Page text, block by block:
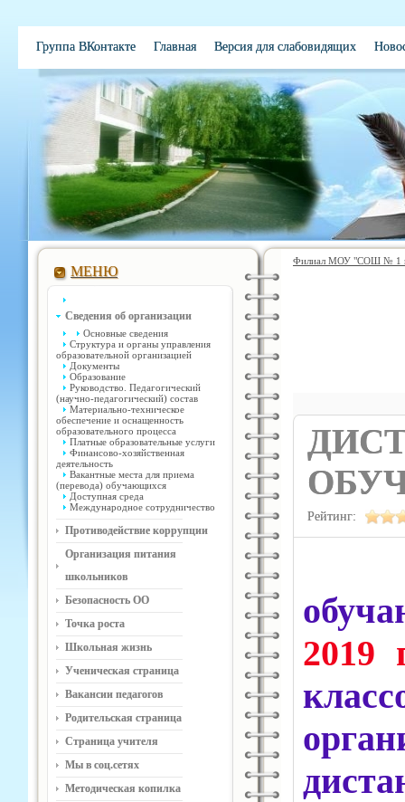
Группа ВКонтакте Главная Версия для слабовидящих
Электронная школа Обратная связь Вакансии Контакты
МЕНЮ
Сведения об организации
Основные сведения
Структура и органы управления
образовательной организацией
Документы
Образование
Руководство. Педагогический
(научно-педагогический) состав
Материально-техническое
обеспечение и оснащенность
образовательного процесса
Платные образовательные услуги
Финансово-хозяйственная
деятельность
Вакантные места для приема
(перевода) обучающихся
Доступная среда
Международное сотрудничество
Противодействие коррупции
Организация питания
школьников
Безопасность ОО
Точка роста
Школьная жизнь
Ученическая страница
Вакансии педагогов
Родительская страница
Страница учителя
Мы в соц.сетях
Методическая копилка
Филиал МОУ "СОШ № 1
Рейтинг:
2019